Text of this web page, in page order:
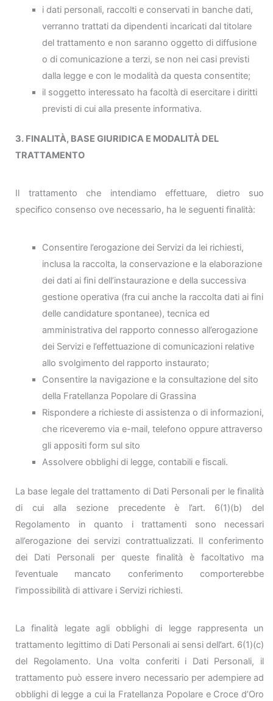
i dati personali, raccolti e conservati in banche dati,
verranno trattati da dipendenti incaricati dal titolare
del trattamento e non saranno oggetto di diffusione
o di comunicazione a terzi, se non nei casi previsti
dalla legge e con le modalità da questa consentite;
il soggetto interessato ha facoltà di esercitare i diritti
previsti di cui alla presente informativa.
3. FINALITÀ, BASE GIURIDICA E MODALITÀ DEL
TRATTAMENTO
Il trattamento che intendiamo effettuare, dietro suo
specifico consenso ove necessario, ha le seguenti finalità:
Consentire l’erogazione dei Servizi da lei richiesti,
inclusa la raccolta, la conservazione e la elaborazione
dei dati ai fini dell’instaurazione e della successiva
gestione operativa (fra cui anche la raccolta dati ai fini
delle candidature spontanee), tecnica ed
amministrativa del rapporto connesso all’erogazione
dei Servizi e l’effettuazione di comunicazioni relative
allo svolgimento del rapporto instaurato;
Consentire la navigazione e la consultazione del sito
della Fratellanza Popolare di Grassina
Rispondere a richieste di assistenza o di informazioni,
che riceveremo via e-mail, telefono oppure attraverso
gli appositi form sul sito
Assolvere obblighi di legge, contabili e fiscali.
La base legale del trattamento di Dati Personali per le finalità
di cui alla sezione precedente è l’art. 6(1)(b) del
Regolamento in quanto i trattamenti sono necessari
all’erogazione dei servizi contrattualizzati. Il conferimento
dei Dati Personali per queste finalità è facoltativo ma
l’eventuale mancato conferimento comporterebbe
l’impossibilità di attivare i Servizi richiesti.
La finalità legate agli obblighi di legge rappresenta un
trattamento legittimo di Dati Personali ai sensi dell’art. 6(1)(c)
del Regolamento. Una volta conferiti i Dati Personali, il
trattamento può essere invero necessario per adempiere ad
obblighi di legge a cui la Fratellanza Popolare e Croce d’Oro